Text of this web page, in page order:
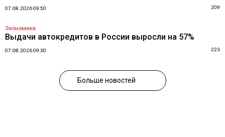
07.08.2026 09:50 209
Экономика
Выдачи автокредитов в России выросли на 57%
07.08.2026 09:30 223
Больше новостей